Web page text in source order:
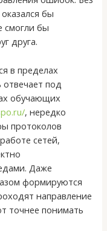
бы
смогли бы
друга.
в пределах
под
обучающих
, нередко
протоколов
сетей,
Даже
формируются
направление
точнее понимать